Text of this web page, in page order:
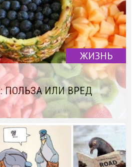
ЖИЗНЬ
ПОЛЬЗА ИЛИ ВРЕД